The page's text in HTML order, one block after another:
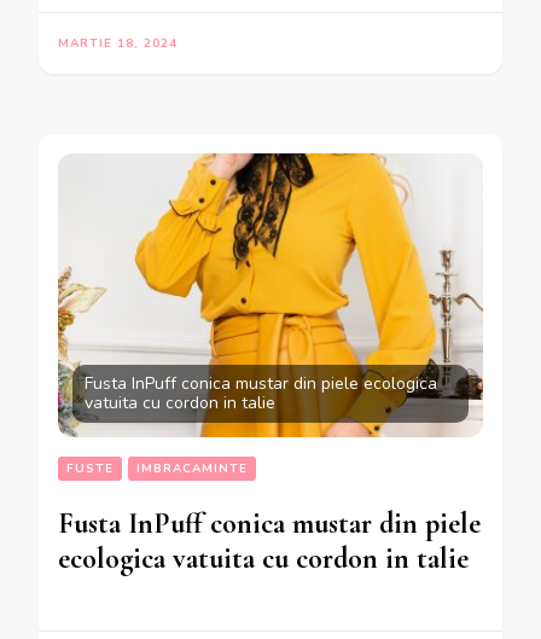
MARTIE 18, 2024
Fusta InPuff conica mustar din piele ecologica
vatuita cu cordon in talie
FUSTE IMBRACAMINTE
Fusta InPuff conica mustar din piele
ecologica vatuita cu cordon in talie